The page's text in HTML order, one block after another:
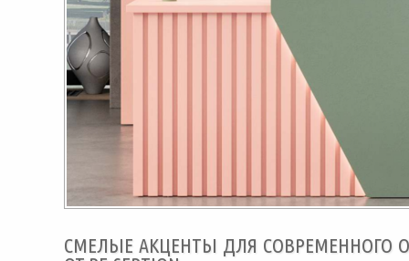
СМЕЛЫЕ АКЦЕНТЫ ДЛЯ СОВРЕМЕННОГО